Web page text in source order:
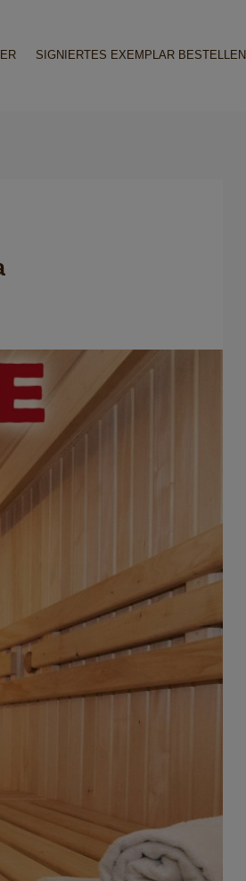
SIGNIERTES EXEMPLAR BESTELLEN